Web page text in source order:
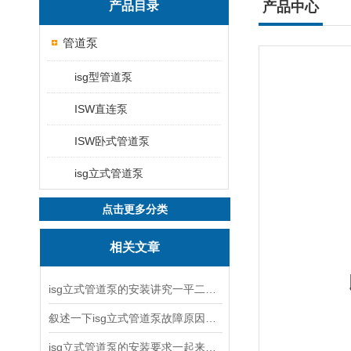
产品目录
管道泵
isg型管道泵
ISW直连泵
ISW卧式管道泵
isg立式管道泵
点击更多分类
相关文章
产品中心